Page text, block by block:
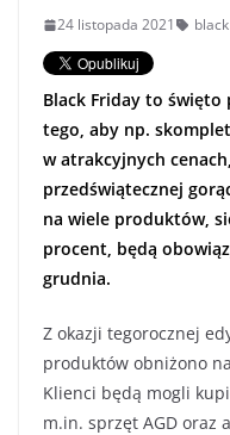
24 listopada 2021
Black Friday to święto
tego, aby np.
w atrakcyjnych
przedświątecznej
na wiele produktów,
procent, będą
grudnia.
Z okazji tegorocznej
produktów obniżono
Klienci będą mogli
m.in. sprzęt AGD oraz